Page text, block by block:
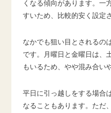
くなる傾向があります。一
すいため、比較的安く設定
なかでも狙い目とされるの
です。月曜日と金曜日は、
もいるため、やや混み合い
平日に引っ越しをする場合
なることもあります。ただ